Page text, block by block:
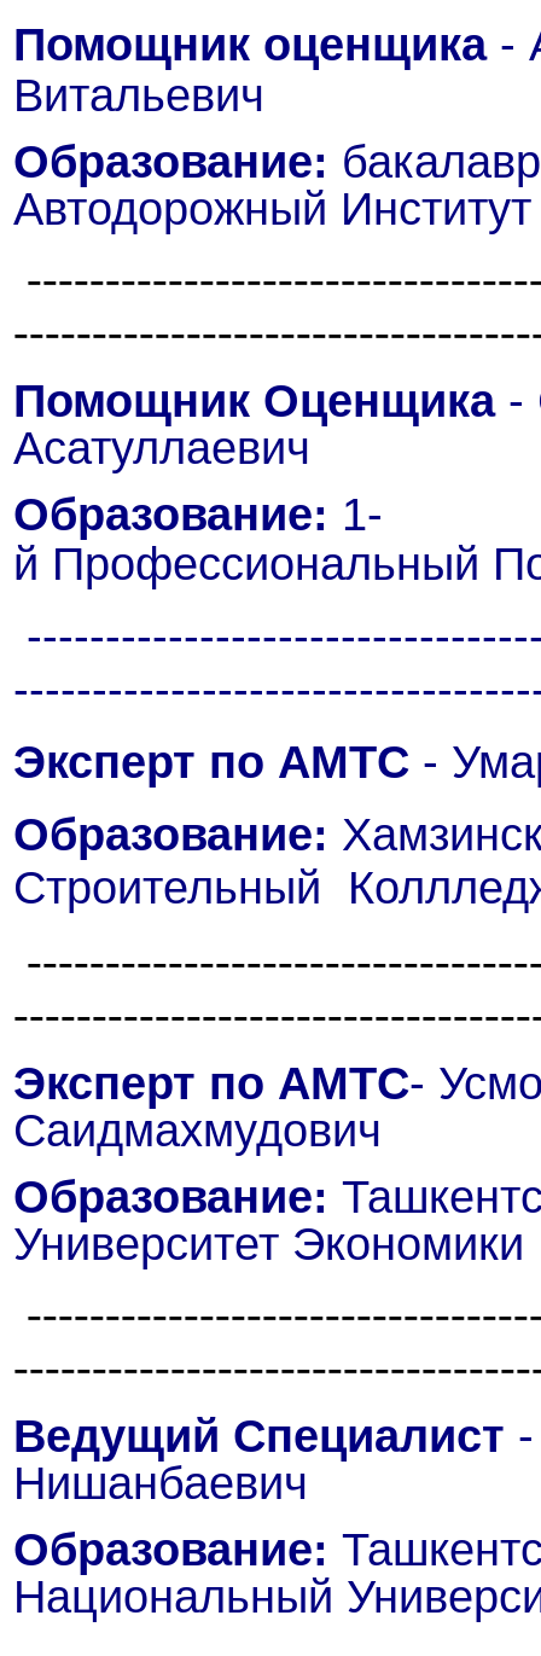
Помощник оценщика-
Витальевич
Образование:
Автодорожный Институт
Помощник Оценщика-
Асатуллаевич
Образование: 1-
й Профессиональный
Эксперт по АМТС -
Образование:
Строительный
Эксперт по АМТС-
Саидмахмудович
Образование:
Университет Экономики
Ведущий Специалист
Нишанбаевич
Образование:
Национальный